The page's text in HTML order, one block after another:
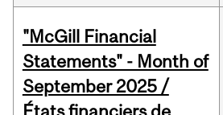
"McGill Financial
Statements" - Month of
September 2025 /